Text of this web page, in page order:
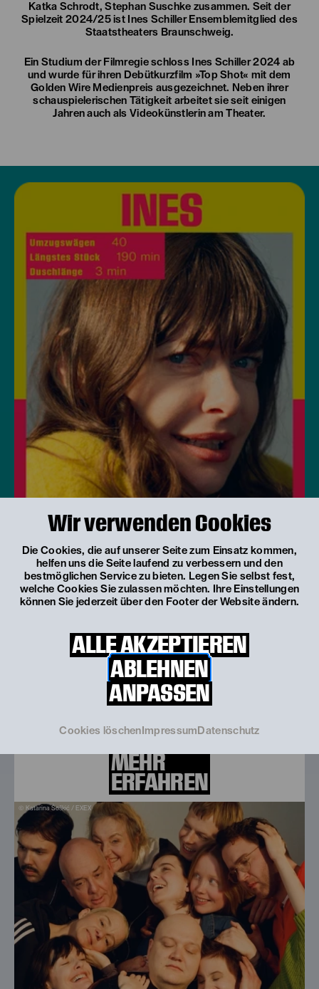
Wir verwenden Cookies
Die Cookies, die auf unserer Seite zum Einsatz kommen,
helfen uns die Seite laufend zu verbessern und den
bestmöglichen Service zu bieten. Legen Sie selbst fest,
welche Cookies Sie zulassen möchten. Ihre Einstellungen
können Sie jederzeit über den Footer der Website ändern.
ALLE AKZEPTIEREN
ABLEHNEN
ANPASSEN
Cookies löschen Impressum Datenschutz
Katka Schrodt, Stephan Suschke zusammen. Seit der
Spielzeit 2024/25 ist Ines Schiller Ensemblemitglied des
Staatstheaters Braunschweig.
Ein Studium der Filmregie schloss Ines Schiller 2024 ab
und wurde für ihren Debütkurzfilm »Top Shot« mit dem
Golden Wire Medienpreis ausgezeichnet. Neben ihrer
schauspielerischen Tätigkeit arbeitet sie seit einigen
Jahren auch als Videokünstlerin am Theater.
© Katarina Šoškić / EXEX
© Katarina Šoškić / EXEX
Spielzeit 2026/27
Was spielt sich ab?
Vier Uraufführungen, drei österreichische
Erstaufführungen, internationale Gastspiele,
Initiativen...
MEHR
ERFAHREN